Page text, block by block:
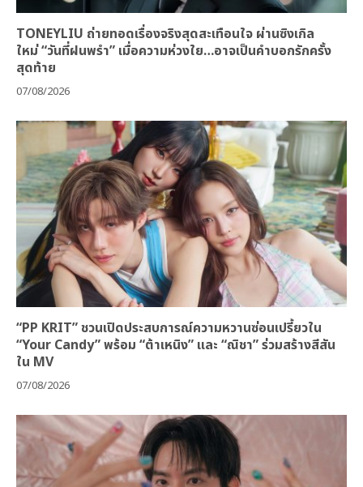
TONEYLIU ถ่ายทอดเรื่องจริงสุดสะเทือนใจ ผ่านซิงเกิล
ใหม่ “วันที่ฝนพรำ” เมื่อความห่วงใย…อาจเป็นคำบอกรักครั้ง
สุดท้าย
07/08/2026
“PP KRIT” ชวนเปิดประสบการณ์ความหวานซ่อนเปรี้ยวใน
“Your Candy” พร้อม “ต้าเหนิง” และ “ณิชา” ร่วมสร้างสีสัน
ใน MV
07/08/2026